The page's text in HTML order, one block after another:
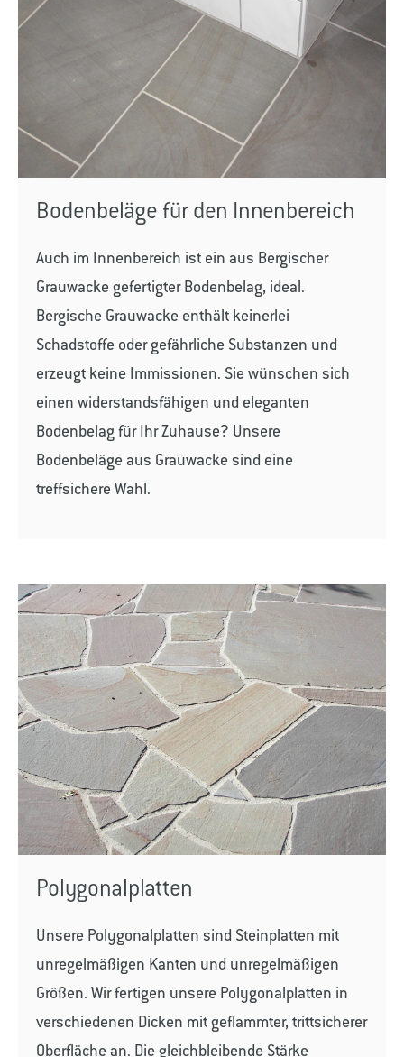
Bodenbeläge für den Innenbereich
Auch im Innenbereich ist ein aus Bergischer
Grauwacke gefertigter Bodenbelag, ideal.
Bergische Grauwacke enthält keinerlei
Schadstoffe oder gefährliche Substanzen und
erzeugt keine Immissionen. Sie wünschen sich
einen widerstandsfähigen und eleganten
Bodenbelag für Ihr Zuhause? Unsere
Bodenbeläge aus Grauwacke sind eine
treffsichere Wahl.
Polygonalplatten
Unsere Polygonalplatten sind Steinplatten mit
unregelmäßigen Kanten und unregelmäßigen
Größen. Wir fertigen unsere Polygonalplatten in
verschiedenen Dicken mit geflammter, trittsicherer
Oberfläche an. Die gleichbleibende Stärke